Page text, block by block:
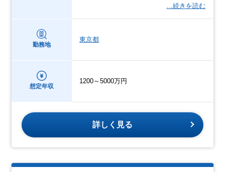
…続きを読む
勤務地
東京都
想定年収
1200～5000万円
詳しく見る